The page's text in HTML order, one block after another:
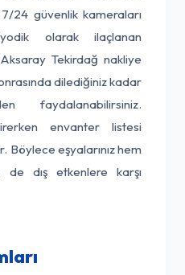
24 güvenlik kameraları
olarak ilaçlanan
Tekirdağ nakliye
dilediğiniz kadar
faydalanabilirsiniz.
envanter listesi
Böylece eşyalarınız hem
dış etkenlere karşı